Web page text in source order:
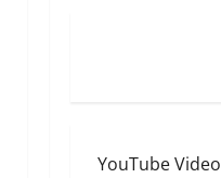
YouTube Video